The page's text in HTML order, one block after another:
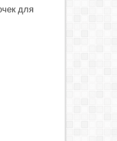
для